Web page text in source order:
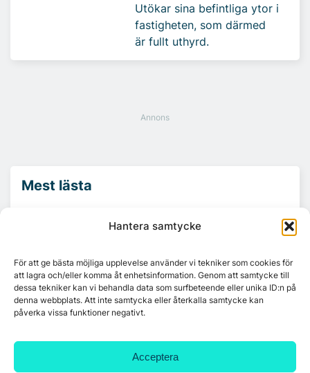
Hantera samtycke
För att ge bästa möjliga upplevelse använder vi tekniker som cookies för
att lagra och/eller komma åt enhetsinformation. Genom att samtycke till
dessa tekniker kan vi behandla data som surfbeteende eller unika ID:n på
denna webbplats. Att inte samtycka eller återkalla samtycke kan
påverka vissa funktioner negativt.
Acceptera
Utökar sina befintliga ytor i
fastigheten, som därmed
är fullt uthyrd.
Mest lästa
Platzer utvecklar nytt logistikområde –
Ny hyresgäst till projektet HK Gamlestaden
7A återöppnar mötesvåning på Vasagatan